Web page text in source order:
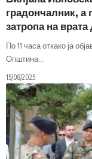
градончалник, а
затропа на
По 11 часа откако ја
Општина…
15/08/2025